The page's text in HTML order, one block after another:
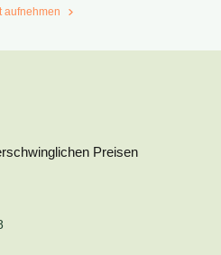
aufnehmen
Preisen